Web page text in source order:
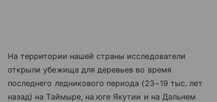
На территории нашей страны исследователи
открыли убежища для деревьев во время
последнего ледникового периода (23−19 тыс. лет
назад) на Таймыре, на юге Якутии и на Дальнем